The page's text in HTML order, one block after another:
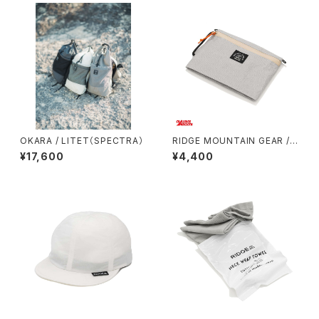
OKARA / LITET（SPECTRA）
¥17,600
RIDGE MOUNTAIN GEAR /
TRAVEL POUCH PLUS（ULT
RA）
¥4,400